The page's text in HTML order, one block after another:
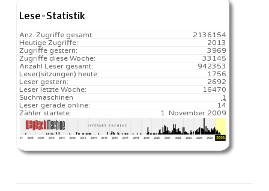
Lese-Statistik
2136154
Anz. Zugriffe gesamt:
2013
Heutige Zugriffe:
3969
Zugriffe gestern:
33145
Zugriffe diese Woche:
942353
Anzahl Leser gesamt:
1756️
Leser(sitzungen) heute:
2692
Leser gestern:
16470️
Leser letzte Woche:
1
Suchmaschinen
14
Leser gerade online:
1. November 2009
Zähler startete: